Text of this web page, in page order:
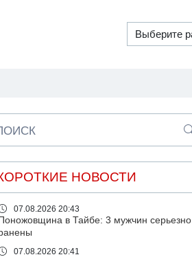
НОВОСТИ
07.08.2026 20:43
Поножовщина в Тайбе: 3 мужчин серьезно
07.08.2026 20:41